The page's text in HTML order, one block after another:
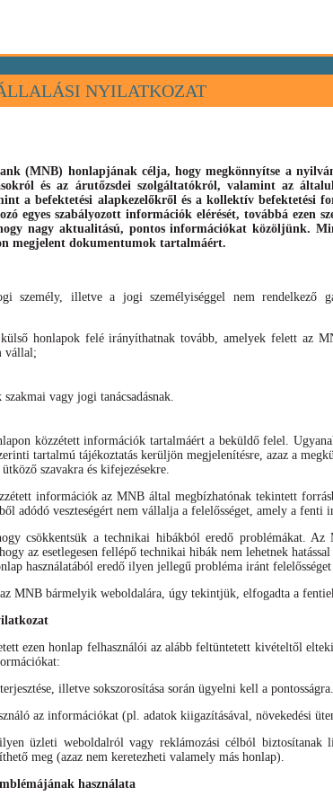
NYILATKOZAT
(MNB) honlapjának célja, hogy megkönnyítse a
és az árutőzsdei szolgáltatókról, valamint az
a befektetési alapkezelőkről és a kollektív befektetési
egyes szabályozott információk elérését, továbbá ezen
nagy aktualitású, pontos információkat közöljünk.
megjelent dokumentumok tartalmáért.
személy, illetve a jogi személyiséggel nem rendelkező
honlapok felé irányíthatnak tovább, amelyek felett az
vállal;
vagy jogi tanácsadásnak.
közzétett információk tartalmáért a beküldő felel.
tartalmú tájékoztatás kerüljön megjelenítésre, azaz a
szavakra és kifejezésekre.
információk az MNB által megbízhatónak tekintett
adódó veszteségért nem vállalja a felelősséget, amely a fenti
csökkentsük a technikai hibákból eredő problémákat.
az esetlegesen fellépő technikai hibák nem lehetnek
használatából eredő ilyen jellegű probléma iránt
MNB bármelyik weboldalára, úgy tekintjük, elfogadta a
ezen honlap felhasználói az alább feltüntetett kivételtől
illetve sokszorosítása során ügyelni kell a pontosságra.
az információkat (pl. adatok kiigazításával, növekedési
üzleti weboldalról vagy reklámozási célból
meg (azaz nem keretezheti valamely más honlap).
használata